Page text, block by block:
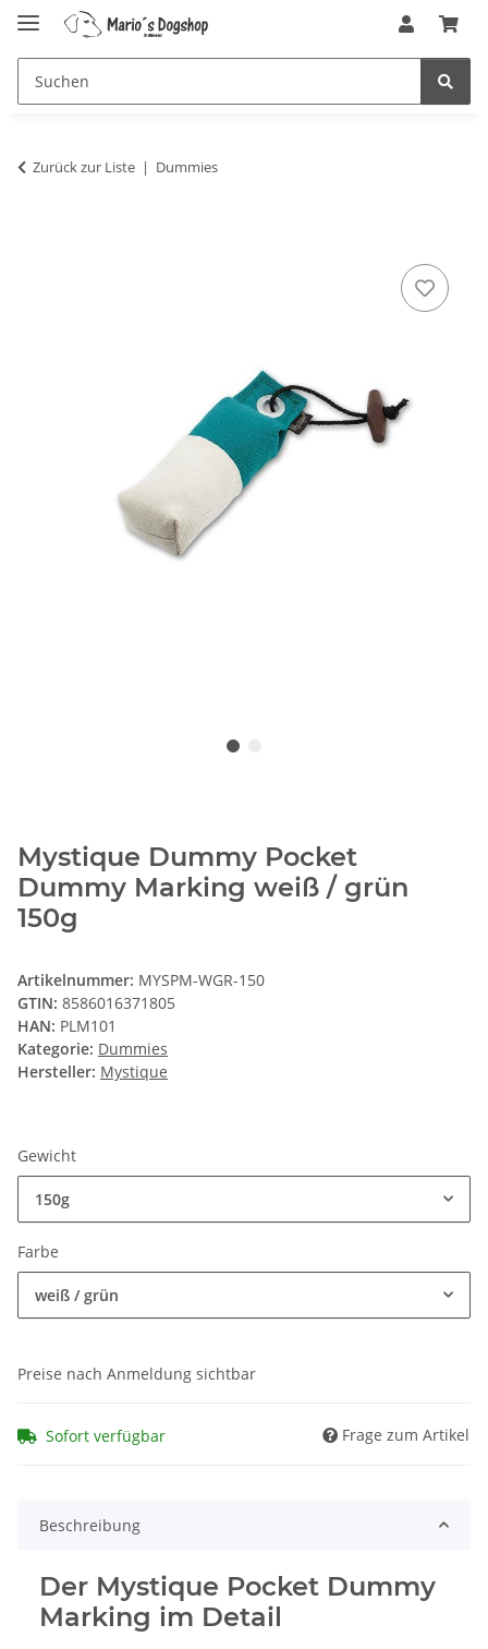
Zurück zur Liste Dummies
Mystique Dummy Pocket
Dummy Marking weiß / grün
150g
Artikelnummer: MYSPM-WGR-150
GTIN: 8586016371805
HAN: PLM101
Kategorie: Dummies
Hersteller: Mystique
Gewicht
150g
Farbe
weiß / grün
Preise nach Anmeldung sichtbar
Sofort verfügbar Frage zum Artikel
Beschreibung
Der Mystique Pocket Dummy
Marking im Detail